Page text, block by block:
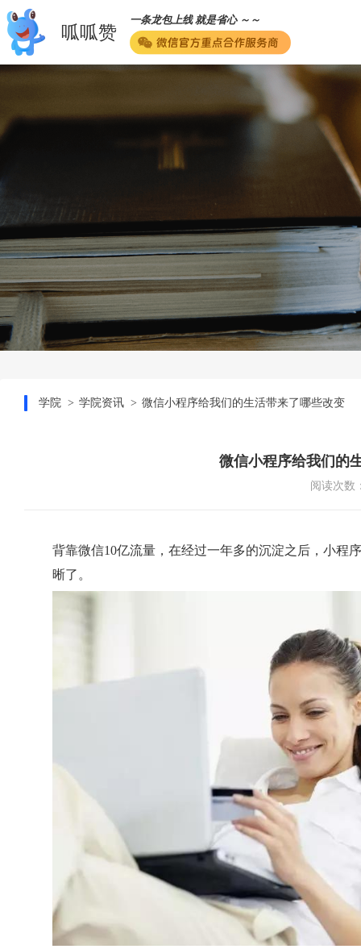
呱呱赞
一条龙包上线 就是省心 ～～
学院 学院资讯 微信小程序给我们的生活带来了哪些改变
微信小程序给我们的
阅读次数
背靠微信10亿流量，在经过一年多的沉淀之后，小程
晰了。